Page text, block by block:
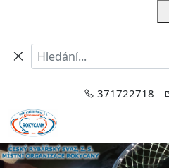
371722718